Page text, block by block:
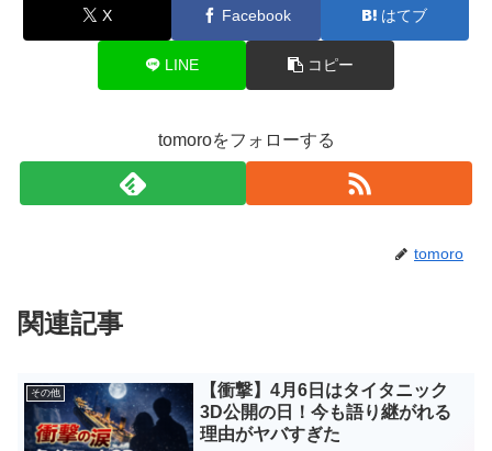
X Facebook はてブ
LINE コピー
tomoroをフォローする
tomoro
関連記事
その他
【衝撃】4月6日はタイタニック
3D公開の日！今も語り継がれる
理由がヤバすぎた